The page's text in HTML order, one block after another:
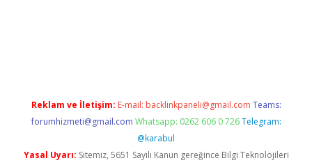
Reklam ve İletişim: E-mail: backlinkpaneli@gmail.com Teams:
forumhizmeti@gmail.com Whatsapp: 0262 606 0 726 Telegram:
@karabul
Yasal Uyarı: Sitemiz, 5651 Sayılı Kanun gereğince Bilgi Teknolojileri